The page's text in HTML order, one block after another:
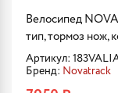
Велосипед
тип, тормоз нож,
Артикул:
Бренд: Novatrack